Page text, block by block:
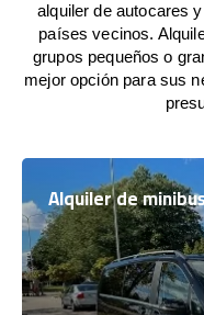
alquiler de autocares
países vecinos.
grupos pequeños o
mejor opción para sus
Alquiler de